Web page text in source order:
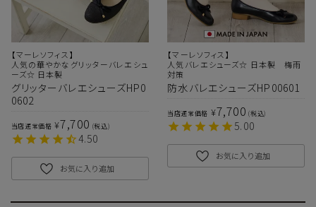
【マーレソフィス】
人気の華やかなグリッターバレエシュ
ーズ☆ 日本製
グリッターバレエシューズHP0
0602
当店通常価格 ¥7,700 税込
4.50
お気に入り追加
【マーレソフィス】
人気バレエシューズ☆ 日本製 梅雨
対策
防水バレエシューズHP00601
当店通常価格 ¥7,700 税込
5.00
お気に入り追加